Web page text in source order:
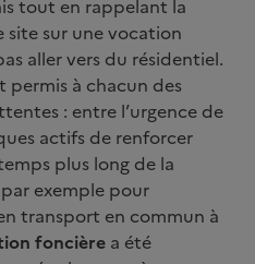
tout en rappelant la
site sur une vocation
aller vers du résidentiel.
permis à chacun des
: entre l’urgence de
actifs de renforcer
plus long de la
exemple pour
transport en commun à
foncière a été